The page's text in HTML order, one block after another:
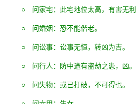
○ 问家宅：此宅地位太高，有害无利
○ 问婚姻：恐不能偕老。
○ 问讼事：讼事无恒，转凶为吉。
○ 问行人：防中途有盗劫之患，凶。
○ 问失物：或已打破，不可得也。